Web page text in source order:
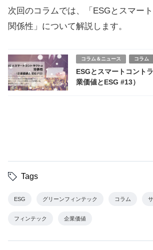
次回のコラムでは、「ESGとスマー
関係性」について解説します。
コラム＆ニュース コラム
ESGとスマートコント
業価値とESG #13）
Tags
ESG グリーンフィンテック コラム
フィンテック 企業価値